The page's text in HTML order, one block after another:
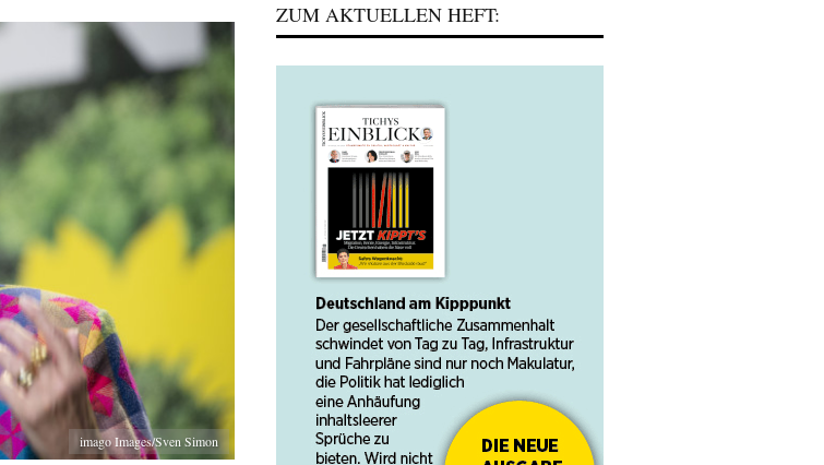
imago Images/Sven Simon
ZUM AKTUELLEN HEFT: